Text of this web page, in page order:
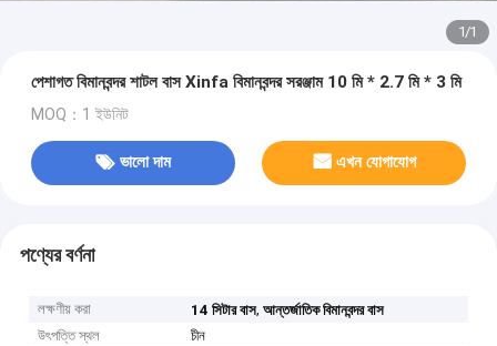
1/1
পেশাগত বিমানবন্দর শাটল বাস Xinfa বিমানবন্দর সরঞ্জাম 10 মি * 2.7 মি * 3 মি
MOQ：1 ইউনিট
ভালো দাম এখন যোগাযোগ
পণ্যের বর্ণনা
লক্ষণীয় করা 14 সিটার বাস,আন্তর্জাতিক বিমানবন্দর বাস
উৎপত্তি স্থল
চীন